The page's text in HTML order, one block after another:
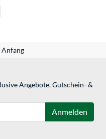
Angebote, Gutschein- &
Anmelden